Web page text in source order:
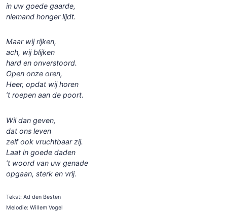
in uw goede gaarde,
niemand honger lijdt.
Maar wij rijken,
ach, wij blijken
hard en onverstoord.
Open onze oren,
Heer, opdat wij horen
’t roepen aan de poort.
Wil dan geven,
dat ons leven
zelf ook vruchtbaar zij.
Laat in goede daden
’t woord van uw genade
opgaan, sterk en vrij.
Tekst: Ad den Besten
Melodie: Willem Vogel